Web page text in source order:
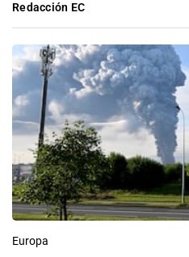
Redacción EC
Europa